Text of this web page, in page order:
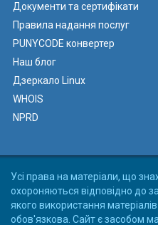
Документи та сертифікати
Правила надання послуг
PUNYCODE конвертер
Наш блог
Дзеркало Linux
WHOIS
NPRD
Усі права на матеріали, що
охороняються відповідно до
якого використання
обов'язкова. Сайт є засобом